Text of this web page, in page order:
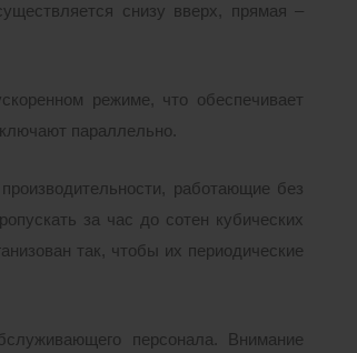
снизу вверх, прямая –
режиме, что обеспечивает
параллельно.
работающие без
за час до сотен кубических
так, чтобы их периодические
персонала. Внимание